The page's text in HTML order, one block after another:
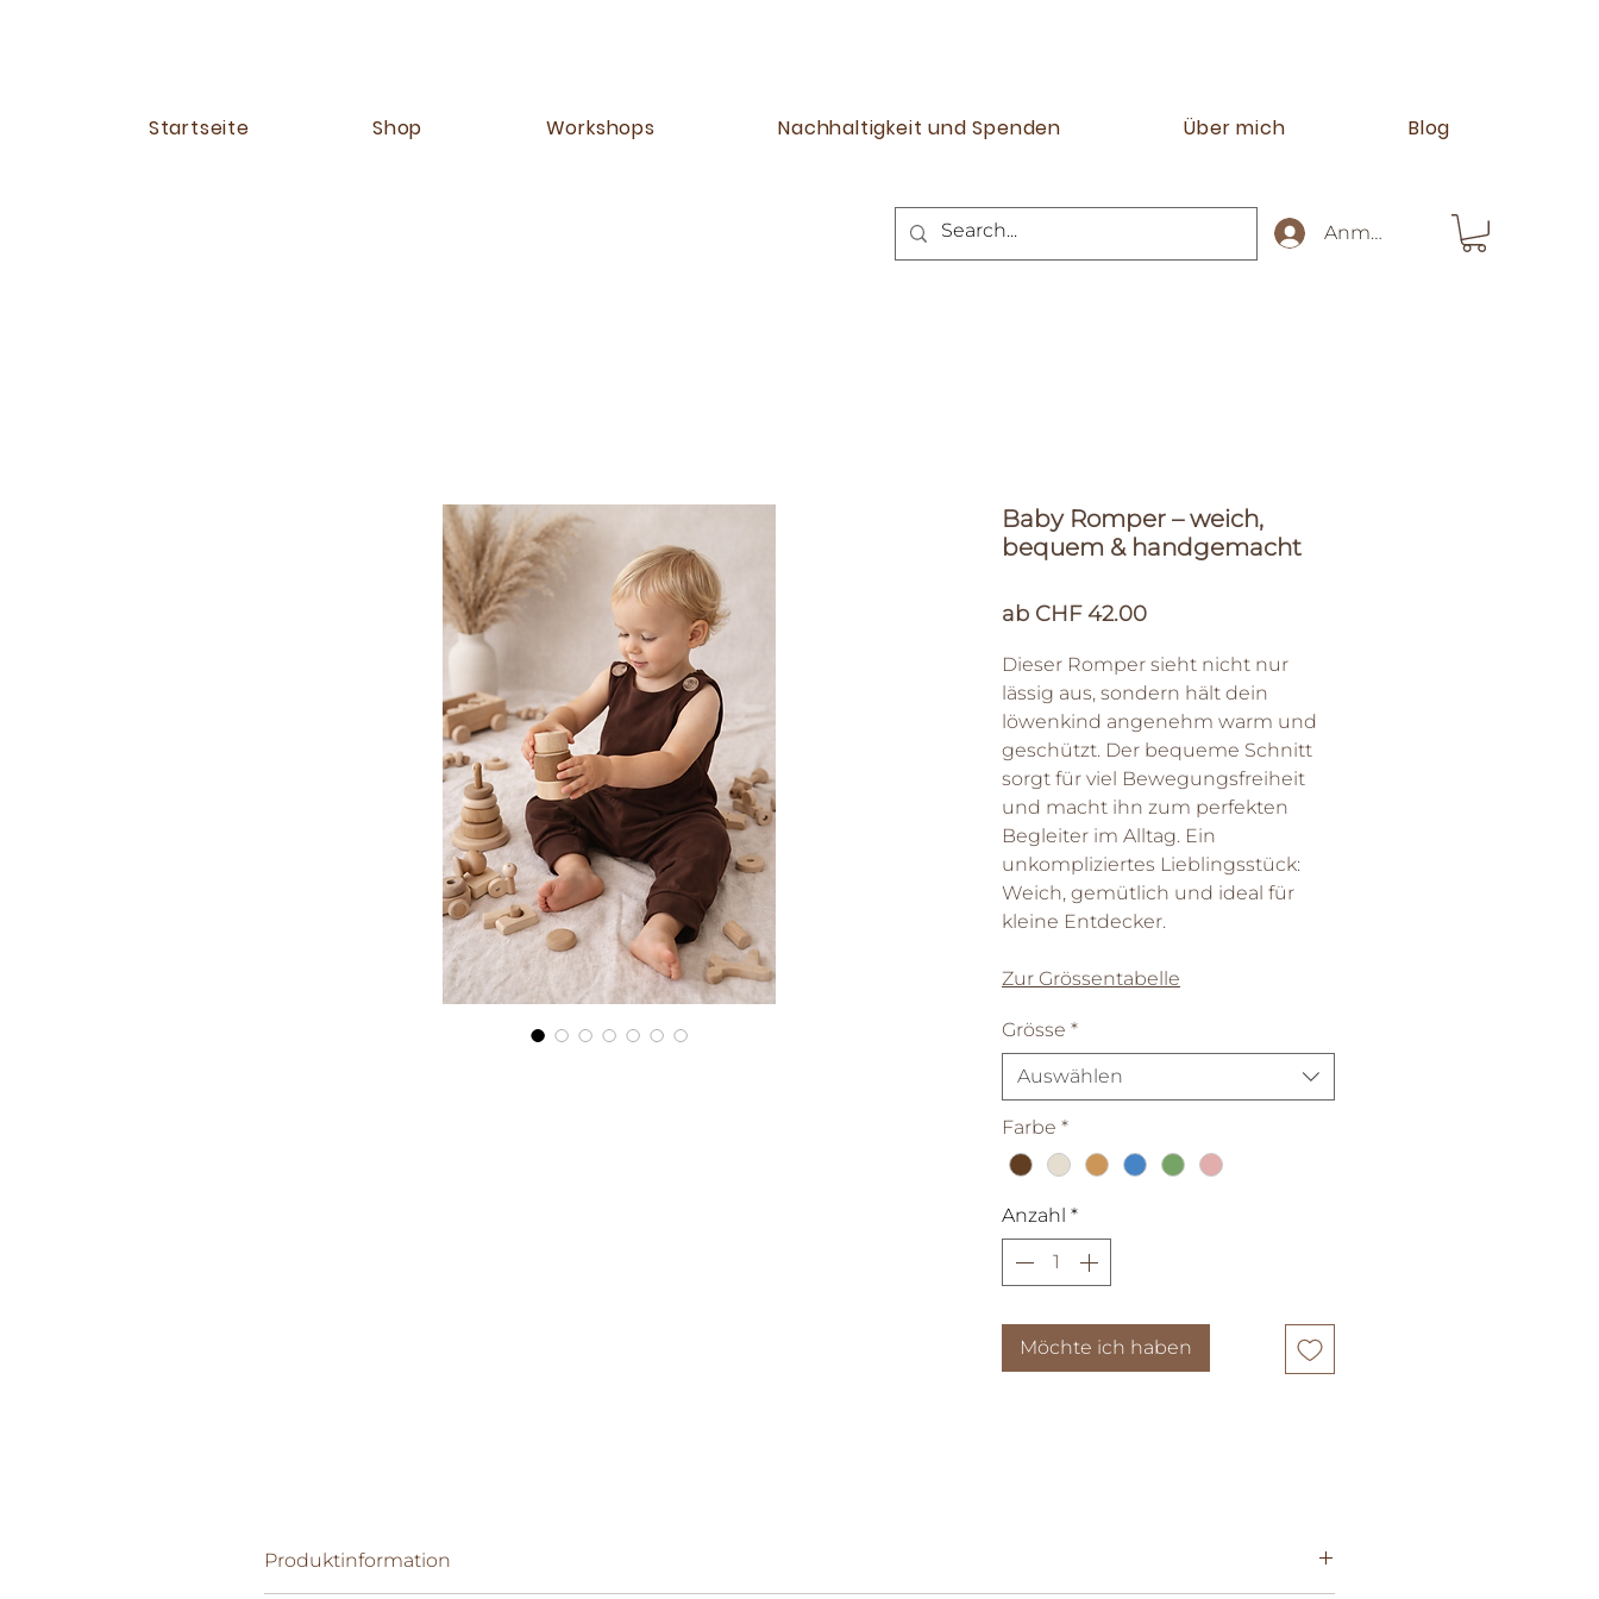
Startseite Shop Workshops Nachhaltigkeit und Spenden Über mich Blog
Anmelden
Baby Romper – weich,
bequem & handgemacht
ab CHF 42.00Sale-
Dieser Romper sieht nicht nur
lässig aus, sondern hält dein
löwenkind angenehm warm und
geschützt. Der bequeme Schnitt
sorgt für viel Bewegungsfreiheit
und macht ihn zum perfekten
Begleiter im Alltag. Ein
unkompliziertes Lieblingsstück:
Weich, gemütlich und ideal für
kleine Entdecker.
Zur Grössentabelle
Grösse *
Auswählen
Farbe *
Anzahl *
Möchte ich haben
Produktinformation